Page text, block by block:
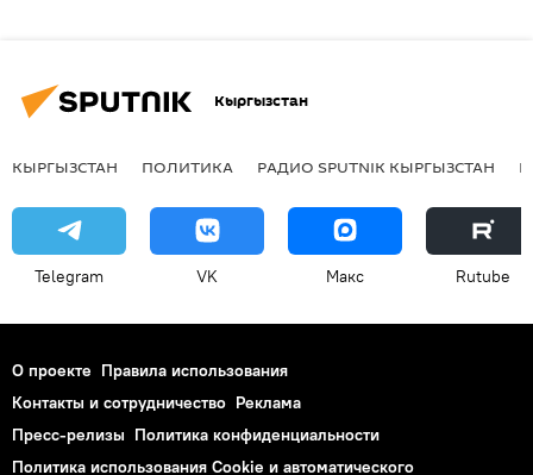
Кыргызстан
КЫРГЫЗСТАН ПОЛИТИКА РАДИО SPUTNIK КЫРГЫЗСТАН
Telegram VK Макс Rutube
О проекте Правила использования
Контакты и сотрудничество Реклама
Пресс-релизы Политика конфиденциальности
Политика использования Cookie и автоматического